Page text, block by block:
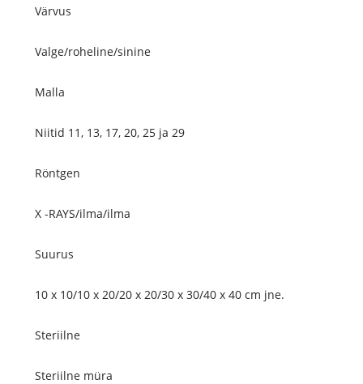
Värvus
Valge/roheline/sinine
Malla
Niitid 11, 13, 17, 20, 25 ja 29
Röntgen
X -RAYS/ilma/ilma
Suurus
10 x 10/10 x 20/20 x 20/30 x 30/40 x 40 cm jne.
Steriilne
Steriilne müra